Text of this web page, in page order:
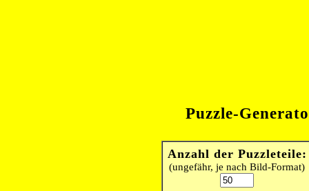
Puzzle-
Anzahl der Puzzleteile:
(ungefähr, je nach Bild-Format)